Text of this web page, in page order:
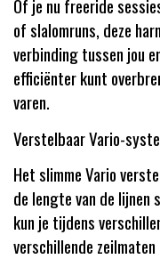
Of je nu freeride
of slalomruns, deze
verbinding tussen jou
efficiënter kunt
varen.
Verstelbaar Vario-
Het slimme Vario
de lengte van de lijnen
kun je tijdens
verschillende